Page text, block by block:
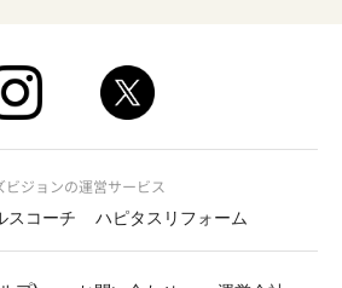
ビジョンの運営サービス
スコーチ ハピタスリフォーム